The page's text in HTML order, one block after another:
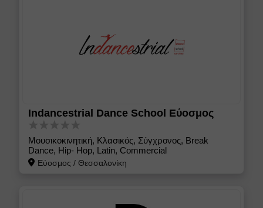
Indancestrial Dance School Εύοσμος
Μουσικοκινητική, Κλασικός, Σύγχρονος, Break
Dance, Hip- Hop, Latin, Commercial
Εύοσμος / Θεσσαλονίκη